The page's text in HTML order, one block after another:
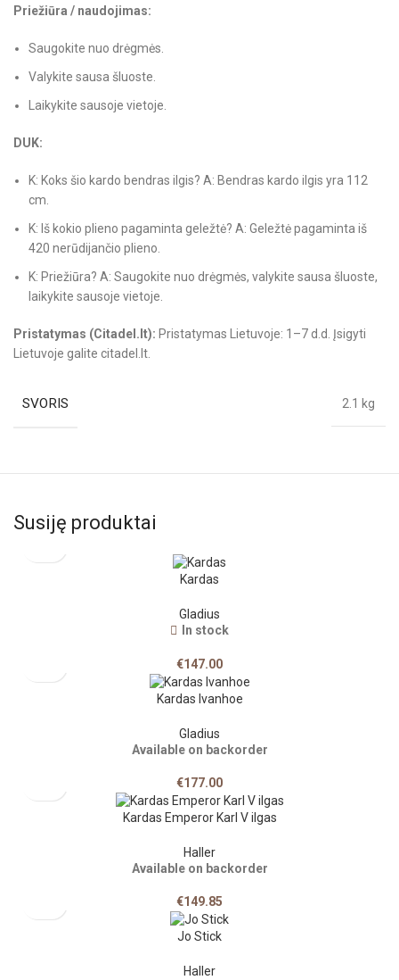
Priežiūra / naudojimas:
Saugokite nuo drėgmės.
Valykite sausa šluoste.
Laikykite sausoje vietoje.
DUK:
K: Koks šio kardo bendras ilgis? A: Bendras kardo ilgis yra 112
cm.
K: Iš kokio plieno pagaminta geležtė? A: Geležtė pagaminta iš
420 nerūdijančio plieno.
K: Priežiūra? A: Saugokite nuo drėgmės, valykite sausa šluoste,
laikykite sausoje vietoje.
Pristatymas (Citadel.lt): Pristatymas Lietuvoje: 1–7 d.d. Įsigyti
Lietuvoje galite citadel.lt.
SVORIS 2.1 kg
Susiję produktai
Kardas
Gladius
In stock
€147.00
Kardas Ivanhoe
Gladius
Available on backorder
€177.00
Kardas Emperor Karl V ilgas
Haller
Available on backorder
€149.85
Jo Stick
Haller